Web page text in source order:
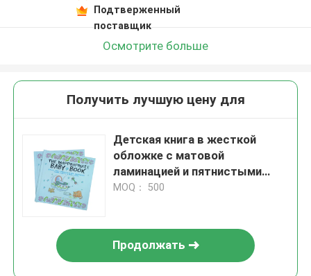
Подтверженный
поставщик
Осмотрите больше
Получить лучшую цену для
Детская книга в жесткой
обложке с матовой
ламинацией и пятнистыми
ультрафиолетовыми лучами
MOQ： 500
Продолжать